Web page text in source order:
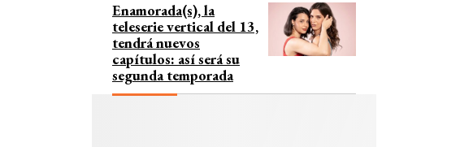
Enamorada(s), la
teleserie vertical del 13,
tendrá nuevos
capítulos: así será su
segunda temporada